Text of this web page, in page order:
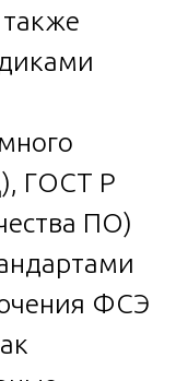
ГОСТ Р
ПО)
ФСЭ